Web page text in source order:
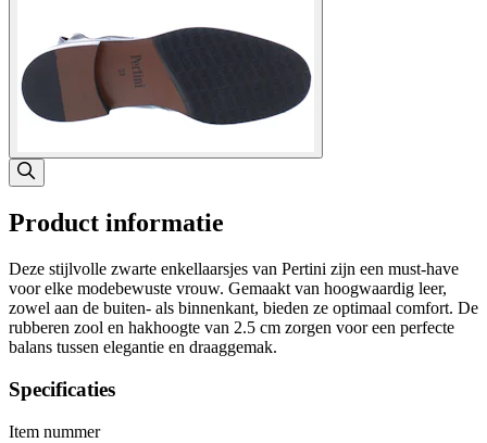
Product informatie
Deze stijlvolle zwarte enkellaarsjes van Pertini zijn een must-have
voor elke modebewuste vrouw. Gemaakt van hoogwaardig leer,
zowel aan de buiten- als binnenkant, bieden ze optimaal comfort. De
rubberen zool en hakhoogte van 2.5 cm zorgen voor een perfecte
balans tussen elegantie en draaggemak.
Specificaties
Item nummer